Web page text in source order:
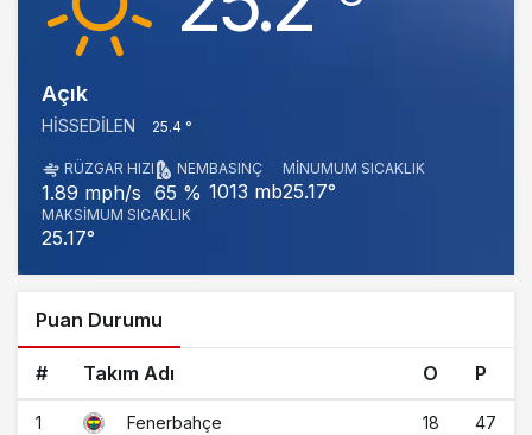
Açık
HISSEDILEN 25.4 °
RÜZGAR HIZI
1.89 mph/s
NEM
65 %
BASINÇ
1013 mb
MINUMUM SICAKLIK
25.17°
MAKSIMUM SICAKLIK
25.17°
Puan Durumu
# Takım Adı O P
1 Fenerbahçe 18 47